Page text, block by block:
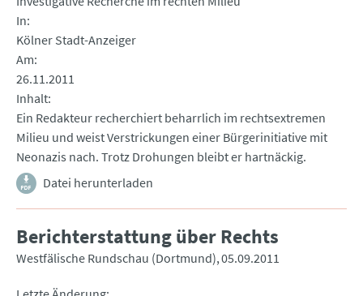
In
Kölner Stadt-Anzeiger
Am
26.11.2011
Inhalt
Ein Redakteur recherchiert beharrlich im rechtsextremen
Milieu und weist Verstrickungen einer Bürgerinitiative mit
Neonazis nach. Trotz Drohungen bleibt er hartnäckig.
Datei herunterladen
Berichterstattung über Rechts
Westfälische Rundschau (Dortmund) 05.09.2011